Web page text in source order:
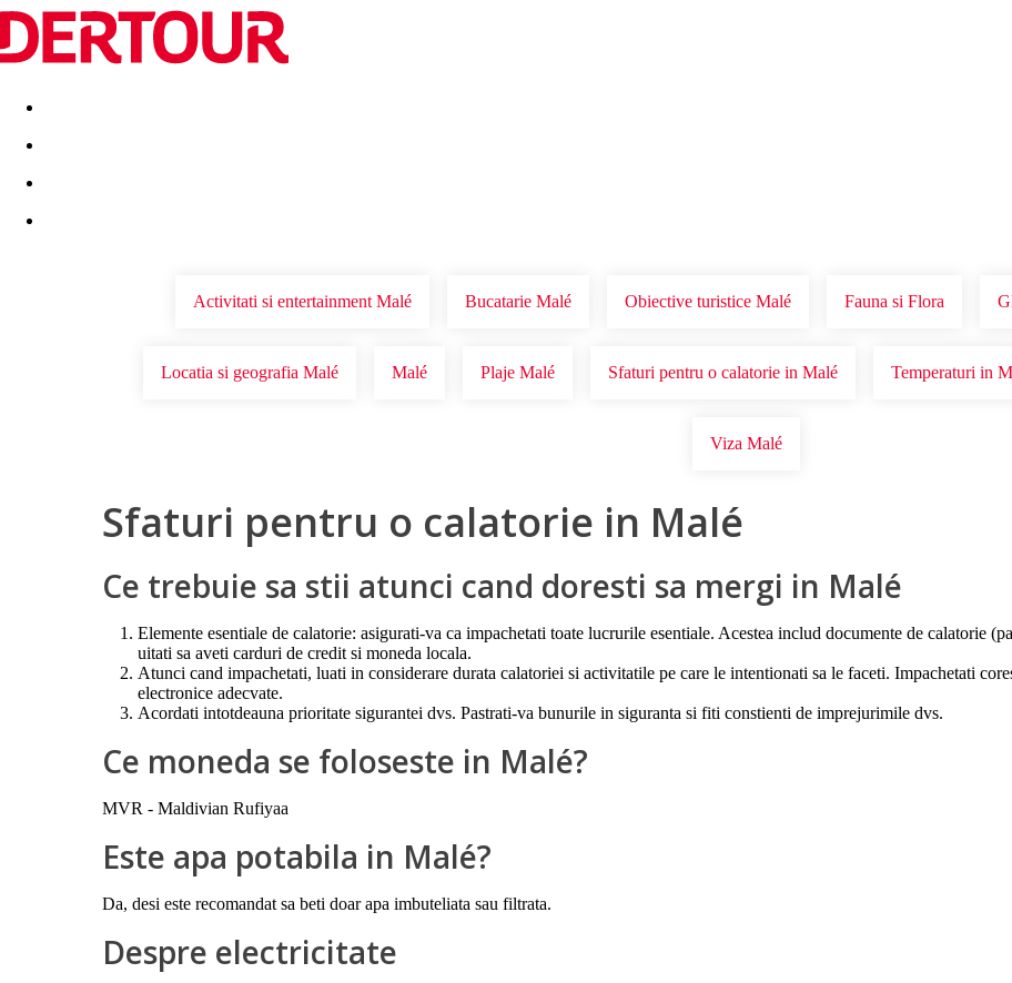
Destinatii Vacanta perfecta OFERTE DE NERATAT
Activitati si entertainment Malé Bucatarie Malé Obiective turistice Malé Fauna si Flora
Locatia si geografia Malé Malé Plaje Malé Sfaturi pentru o calatorie in Malé Temperaturi in
Viza Malé
Sfaturi pentru o calatorie in Malé
Ce trebuie sa stii atunci cand doresti sa mergi in Malé
Elemente esentiale de calatorie: asigurati-va ca impachetati toate lucrurile esentiale. Acestea includ documente de calatorie
uitati sa aveti carduri de credit si moneda locala.
Atunci cand impachetati, luati in considerare durata calatoriei si activitatile pe care le intentionati sa le faceti. Impachetati
electronice adecvate.
Acordati intotdeauna prioritate sigurantei dvs. Pastrati-va bunurile in siguranta si fiti constienti de imprejurimile dvs.
Ce moneda se foloseste in Malé?
MVR - Maldivian Rufiyaa
Este apa potabila in Malé?
Da, desi este recomandat sa beti doar apa imbuteliata sau filtrata.
Despre electricitate